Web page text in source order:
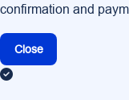
confirmation and
Close